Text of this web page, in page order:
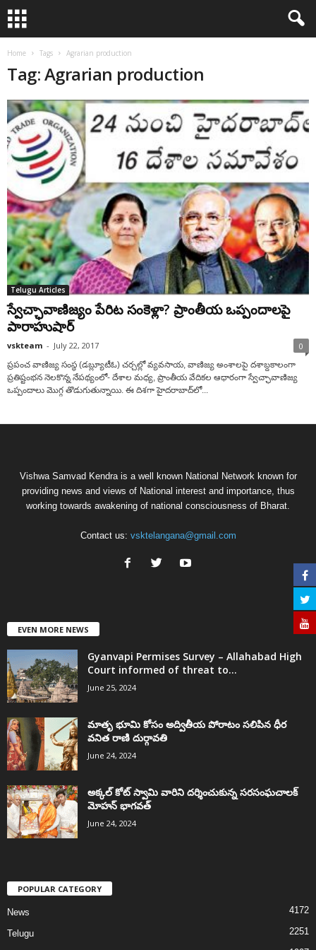
Home Tags Agrarian production
Tag: Agrarian production
Telugu Articles
స్వేచ్ఛావాణిజ్యం పేరిట సంకెళ్లా? ప్రాంతీయ ఒప్పందాలపై
పారాహుషార్‌
vskteam - July 22, 2017 0
ప్రపంచ వాణిజ్య సంస్థ (డబ్ల్యూటీఓ) చర్చల్లో వ్యవసాయ, వాణిజ్య అంశాలపై దశాబ్దకాలంగా
ప్రతిష్టంభన నెలకొన్న నేపథ్యంలో- దేశాల మధ్య, ప్రాంతీయ వేదికల ఆధారంగా స్వేచ్ఛావాణిజ్య
ఒప్పందాలు మొగ్గ తొడుగుతున్నాయి. ఈ దిశగా హైదరాబాద్‌లో...
Vishwa Samvad Kendra is a well known National Network known for
providing news and views of National interest and importance, thus
working towards awakening of national consciousness of Bharat.
Contact us: vsktelangana@gmail.com
EVEN MORE NEWS
Gyanvapi Permises Survey – Allahabad High
Court informed of threat to...
June 25, 2024
మాతృ భూమి కోసం అద్వితీయ పోరాటం సలిపిన ధీర
వనిత రాణి దుర్గావతి
June 24, 2024
అక్కల్‌ కోట్‌ స్వామి వారిని దర్శించుకున్న సరసంఘచాలక్
మోహన్ భాగవత్
June 24, 2024
POPULAR CATEGORY
News 4172
Telugu 2251